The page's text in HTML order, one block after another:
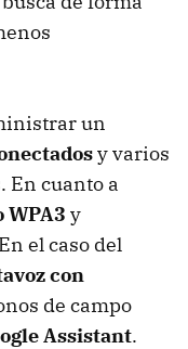
un
y varios
En cuanto a
y
el caso del
con
de campo
Assistant.